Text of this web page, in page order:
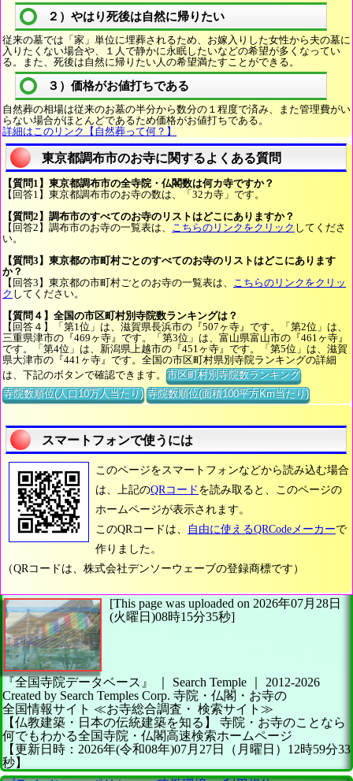
２）やはり死後は自然に帰りたい
従来の墓では「家」単位に埋葬されるため、お嫁入りした女性から夫の墓に
入りたくない場合や、１人で静かに永眠したいなどの希望が多くなってい
る。また、死後は自然に帰りたい人の希望満たすことができる。
３）価格がお値打ちである
自然葬の相場は従来のお墓の半分から数分の１程度で済み、また管理費がい
らない場合がほとんどであるため価格がお値打ちである。
詳細はこのリンク【自然葬って何？】
東京都調布市のお寺に関するよくある質問
【質問1】東京都調布市の全寺院・仏閣数は何カ寺ですか？
【回答1】東京都調布市のお寺の数は、「32カ寺」です。
【質問2】調布市のすべてのお寺のリストはどこにありますか？
【回答2】調布市のお寺の一覧表は、 こちらのリンクをクリック してくださ
い。
【質問3】東京都の市町村ごとのすべてのお寺のリストはどこにあります
か？
【回答3】東京都の市町村ごとのお寺の一覧表は、 こちらのリンクをクリッ
ク してください。
【質問４】全国の市区町村別寺院数ランキングは？
【回答４】「第1位」は、滋賀県長浜市の『507ヶ寺』です。「第2位」は、
三重県津市の『469ヶ寺』です。「第3位」は、富山県富山市の『461ヶ寺』
です。「第4位」は、新潟県上越市の『451ヶ寺』です。「第5位」は、滋賀
県大津市の『441ヶ寺』です。全国の市区町村県別寺院ランキングの詳細
は、下記のボタンで確認できます。市区町村別寺院数ランキング
寺院数順位(人口10万人当たり) 寺院数順位(面積100平方Km当たり)
スマートフォンで使うには
このページをスマートフォンなどから読み込む場合
は、上記のQRコード を読み取ると、このページの
ホームページが表示されます。
このQRコードは、
自由に使えるQRCodeメーカーで
作りました。
（QRコードは、株式会社デンソーウェーブの登録商標です）
[This page was uploaded on 2026年07月28日
(火曜日)08時15分35秒]
『全国寺院データベース』 ｜ Search Temple
2012-2026
Created by Search Temples Corp. 寺院・仏閣・お寺の
全国情報サイト ≪お寺総合調査・ 検索サイト≫
【仏教建築・日本の伝統建築を知る】
寺院・お寺のことなら
何でもわかる全国寺院・仏閣高速検索ホームページ
【更新日時：2026年(令和08年)07月27日（月曜日）12時59分33
秒】